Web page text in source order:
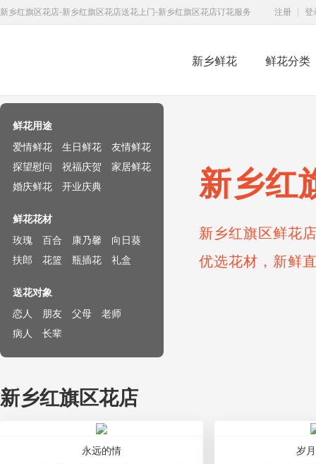
新乡红旗区花店-新乡红旗区花店送花上门-新乡红旗区花店订花服务 注册 登
新乡鲜花 鲜花分类
新乡红
新乡红旗区鲜花
优选花材，新鲜
鲜花用途
爱情鲜花
生日鲜花
友情鲜花
探望慰问
祝福庆贺
家居鲜花
婚庆鲜花
开业庆典
鲜花花材
玫瑰
百合 康乃馨
向日葵
扶郎
花篮 瓶插花 礼盒
送花对象
恋人
朋友 父母
老师
病人
长辈
新乡红旗区花店
永远的情
岁